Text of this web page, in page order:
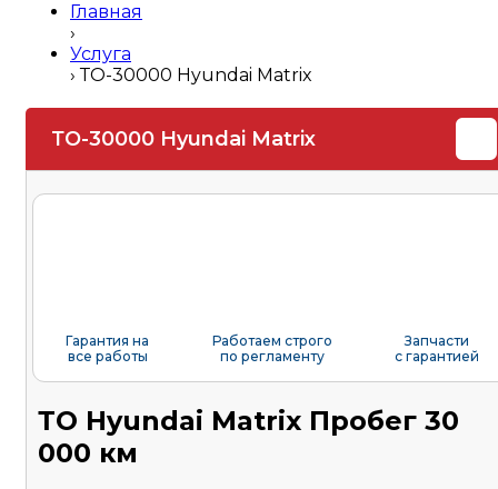
Главная
›
Услуга
›ТО-30000 Hyundai Matrix
ТО-30000 Hyundai Matrix
Гарантия на
все работы
Работаем строго
по регламенту
Запчасти
с гарантией
ТО Hyundai Matrix Пробег 30
000 км